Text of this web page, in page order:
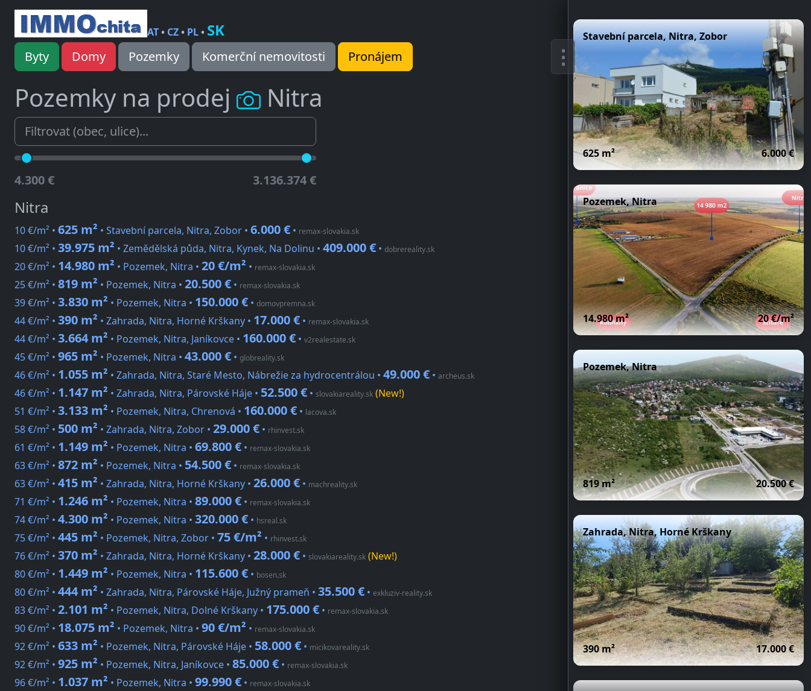
AT• CZ• PL• SK
Byty Domy Pozemky Komerční nemovitosti Pronájem
Pozemky na prodej Nitra
4.300 € 3.136.374 €
Nitra
10 €/m² • 625 m² • Stavební parcela, Nitra, Zobor • 6.000 € • remax-slovakia.sk
10 €/m² • 39.975 m² • Zemědělská půda, Nitra, Kynek, Na Dolinu • 409.000 € • dobrereality.sk
20 €/m² • 14.980 m² • Pozemek, Nitra • 20 €/m² • remax-slovakia.sk
25 €/m² • 819 m² • Pozemek, Nitra • 20.500 € • remax-slovakia.sk
39 €/m² • 3.830 m² • Pozemek, Nitra • 150.000 € • domovpremna.sk
44 €/m² • 390 m² • Zahrada, Nitra, Horné Krškany • 17.000 € • remax-slovakia.sk
44 €/m² • 3.664 m² • Pozemek, Nitra, Janíkovce • 160.000 € • v2realestate.sk
45 €/m² • 965 m² • Pozemek, Nitra • 43.000 € • globreality.sk
46 €/m² • 1.055 m² • Zahrada, Nitra, Staré Mesto, Nábrežie za hydrocentrálou • 49.000 € • archeus.sk
46 €/m² • 1.147 m² • Zahrada, Nitra, Párovské Háje • 52.500 € • slovakiareality.sk (New!)
51 €/m² • 3.133 m² • Pozemek, Nitra, Chrenová • 160.000 € • lacova.sk
58 €/m² • 500 m² • Zahrada, Nitra, Zobor • 29.000 € • rhinvest.sk
61 €/m² • 1.149 m² • Pozemek, Nitra • 69.800 € • remax-slovakia.sk
63 €/m² • 872 m² • Pozemek, Nitra • 54.500 € • remax-slovakia.sk
63 €/m² • 415 m² • Zahrada, Nitra, Horné Krškany • 26.000 € • machreality.sk
71 €/m² • 1.246 m² • Pozemek, Nitra • 89.000 € • remax-slovakia.sk
74 €/m² • 4.300 m² • Pozemek, Nitra • 320.000 € • hsreal.sk
75 €/m² • 445 m² • Pozemek, Nitra, Zobor • 75 €/m² • rhinvest.sk
76 €/m² • 370 m² • Zahrada, Nitra, Horné Krškany • 28.000 € • slovakiareality.sk (New!)
80 €/m² • 1.449 m² • Pozemek, Nitra • 115.600 € • bosen.sk
80 €/m² • 444 m² • Zahrada, Nitra, Párovské Háje, Južný prameň • 35.500 € • exkluziv-reality.sk
83 €/m² • 2.101 m² • Pozemek, Nitra, Dolné Krškany • 175.000 € • remax-slovakia.sk
90 €/m² • 18.075 m² • Pozemek, Nitra • 90 €/m² • remax-slovakia.sk
92 €/m² • 633 m² • Pozemek, Nitra, Párovské Háje • 58.000 € • micikovareality.sk
92 €/m² • 925 m² • Pozemek, Nitra, Janíkovce • 85.000 € • remax-slovakia.sk
96 €/m² • 1.037 m² • Pozemek, Nitra • 99.990 € • remax-slovakia.sk